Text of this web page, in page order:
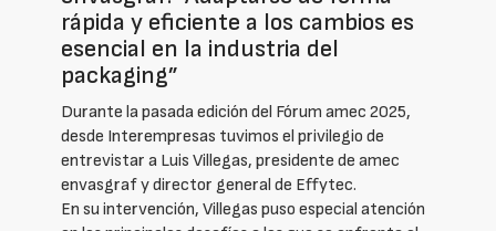
rápida y eficiente a los cambios es
esencial en la industria del
packaging”
Durante la pasada edición del Fórum amec 2025,
desde Interempresas tuvimos el privilegio de
entrevistar a Luis Villegas, presidente de amec
envasgraf y director general de Effytec.
En su intervención, Villegas puso especial atención